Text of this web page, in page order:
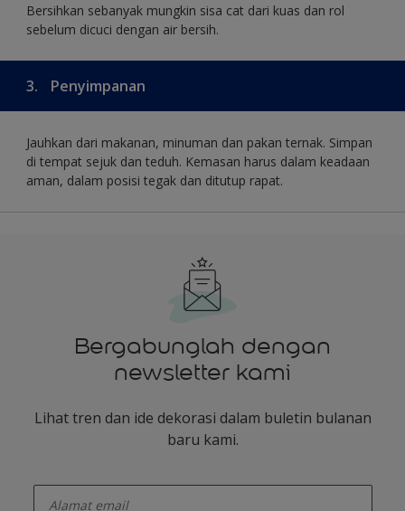
Bersihkan sebanyak mungkin sisa cat dari kuas dan rol
sebelum dicuci dengan air bersih.
3. Penyimpanan
Jauhkan dari makanan, minuman dan pakan ternak. Simpan
di tempat sejuk dan teduh. Kemasan harus dalam keadaan
aman, dalam posisi tegak dan ditutup rapat.
Bergabunglah dengan
newsletter kami
Lihat tren dan ide dekorasi dalam buletin bulanan
baru kami.